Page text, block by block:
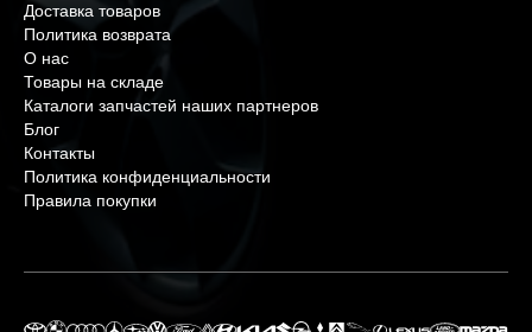
Доставка товаров
Политика возврата
О нас
Товары на складе
Каталоги запчастей наших партнеров
Блог
Контакты
Политика конфиденциальности
Правила покупки